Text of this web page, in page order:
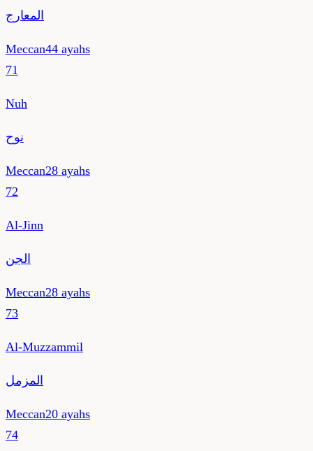
المعارج
Meccan44 ayahs
71
Nuh
نوح
Meccan28 ayahs
72
Al-Jinn
الجن
Meccan28 ayahs
73
Al-Muzzammil
المزمل
Meccan20 ayahs
74